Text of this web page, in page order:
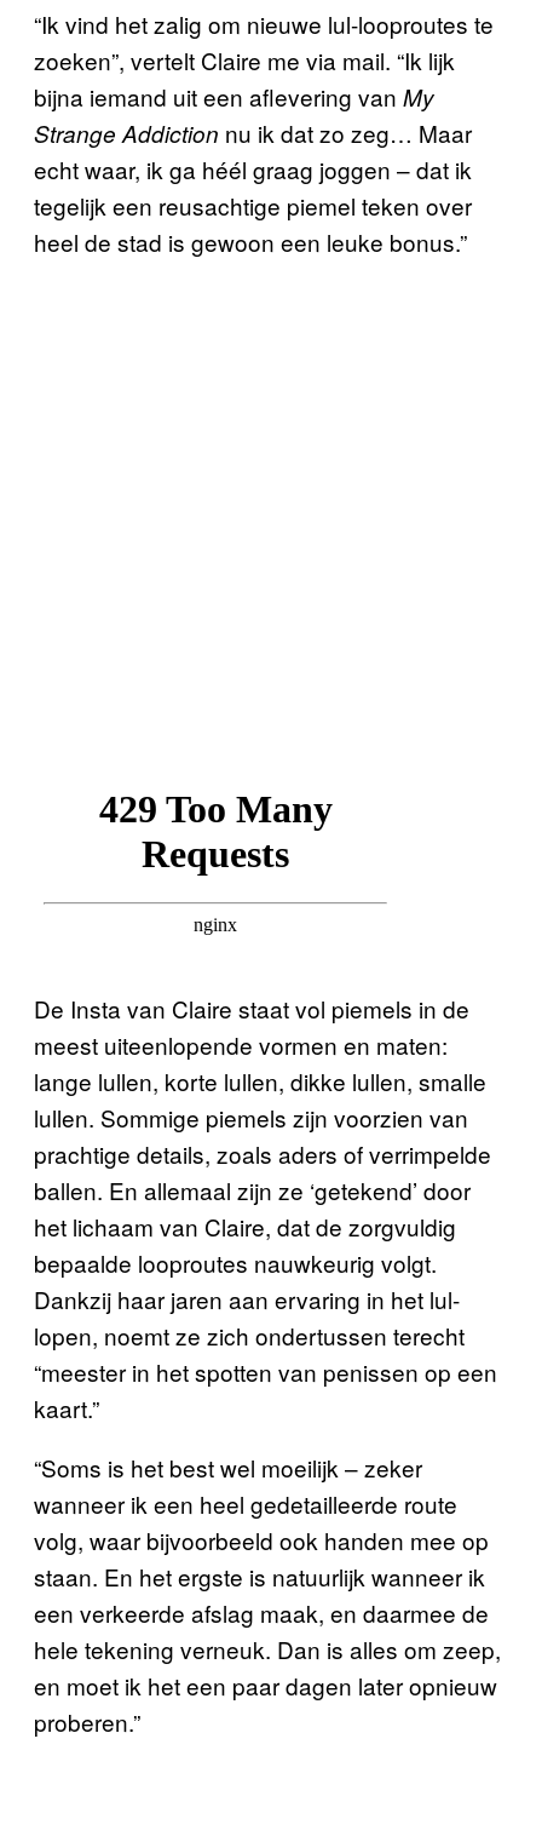
“Ik vind het zalig om nieuwe lul-looproutes te
zoeken”, vertelt Claire me via mail. “Ik lijk
bijna iemand uit een aflevering van My
Strange Addiction nu ik dat zo zeg… Maar
echt waar, ik ga héél graag joggen – dat ik
tegelijk een reusachtige piemel teken over
heel de stad is gewoon een leuke bonus.”
De Insta van Claire staat vol piemels in de
meest uiteenlopende vormen en maten:
lange lullen, korte lullen, dikke lullen, smalle
lullen. Sommige piemels zijn voorzien van
prachtige details, zoals aders of verrimpelde
ballen. En allemaal zijn ze ‘getekend’ door
het lichaam van Claire, dat de zorgvuldig
bepaalde looproutes nauwkeurig volgt.
Dankzij haar jaren aan ervaring in het lul-
lopen, noemt ze zich ondertussen terecht
“meester in het spotten van penissen op een
kaart.”
“Soms is het best wel moeilijk – zeker
wanneer ik een heel gedetailleerde route
volg, waar bijvoorbeeld ook handen mee op
staan. En het ergste is natuurlijk wanneer ik
een verkeerde afslag maak, en daarmee de
hele tekening verneuk. Dan is alles om zeep,
en moet ik het een paar dagen later opnieuw
proberen.”